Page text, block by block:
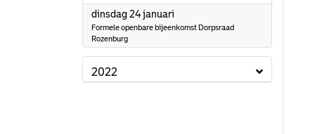
dinsdag 24 januari
Formele openbare bijeenkomst Dorpsraad
Rozenburg
2022